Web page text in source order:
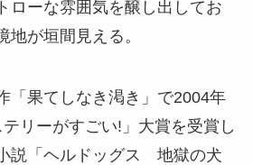
ローな雰囲気を醸し出してお
地が垣間見える。
「果てしなき渇き」で2004年
リーがすごい!」大賞を受賞し
説「ヘルドッグス 地獄の犬